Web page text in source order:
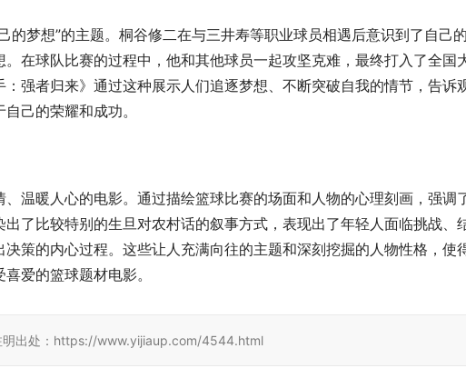
的梦想”的主题。桐谷修二在与三井寿等职业球员相遇后意识到了自己
在球队比赛的过程中，他和其他球员一起攻坚克难，最终打入了全国
强者归来》通过这种展示人们追逐梦想、不断突破自我的情节，告诉
己的荣耀和成功。
、温暖人心的电影。通过描绘篮球比赛的场面和人物的心理刻画，强调
了比较特别的生旦对农村话的叙事方式，表现出了年轻人面临挑战、
策的内心过程。这些让人充满向往的主题和深刻挖掘的人物性格，使
爱的篮球题材电影。
明出处：https://www.yijiaup.com/4544.html